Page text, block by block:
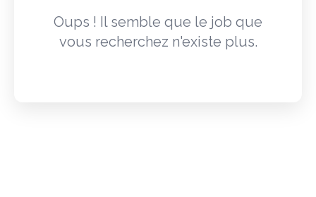
Oups ! Il semble que le job que
vous recherchez n'existe plus.